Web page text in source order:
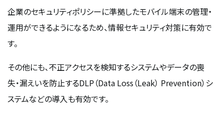
企業のセキュリティポリシーに準拠したモバイル端末の管理・
運用ができるようになるため、情報セキュリティ対策に有効で
す。
その他にも、不正アクセスを検知するシステムやデータの喪
失・漏えいを防止するDLP（Data Loss（Leak） Prevention）シ
ステムなどの導入も有効です。